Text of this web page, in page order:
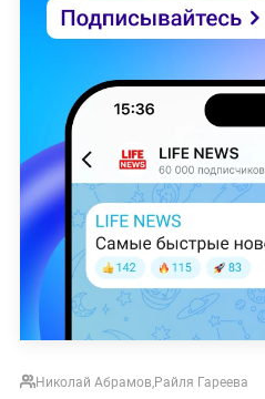
Николай Абрамов,Райля Гареева